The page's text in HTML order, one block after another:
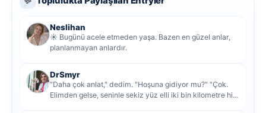
Neslihan
☀️ Bugünü acele etmeden yaşa. Bazen en güzel anlar,
planlanmayan anlardır.
DrSmyr
"Daha çok anlat," dedim. "Hoşuna gidiyor mu?" "Çok.
Elimden gelse, seninle sekiz yüz elli iki bin kilometre hi...